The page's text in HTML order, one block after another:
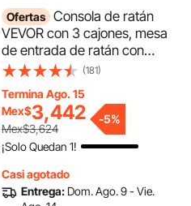
Ofertas Consola de ratán
VEVOR con 3 cajones, mesa
de entrada de ratán con
puerta corrediza de ratán
estar, estudio, entrada o
pared de TV, color natural.
(181)
Termina Ago. 15
Mex$3,442
Mex$3,624
-5%
¡Solo Quedan 1!
Casi agotado
Entrega: Dom. Ago. 9 - Vie.